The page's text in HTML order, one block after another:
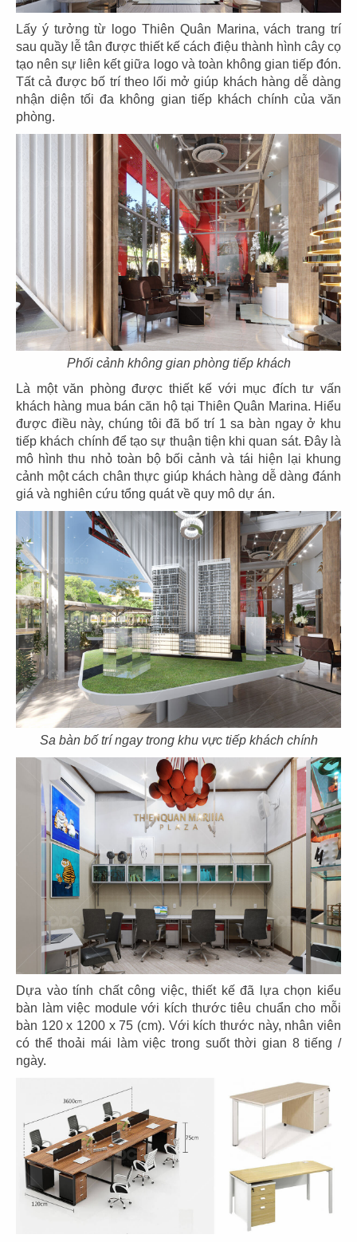
Lấy ý tưởng từ logo Thiên Quân Marina, vách trang trí
sau quầy lễ tân được thiết kế cách điệu thành hình cây cọ
tạo nên sự liên kết giữa logo và toàn không gian tiếp đón.
Tất cả được bố trí theo lối mở giúp khách hàng dễ dàng
nhận diện tối đa không gian tiếp khách chính của văn
phòng.
Phối cảnh không gian phòng tiếp khách
Là một văn phòng được thiết kế với mục đích tư vấn
khách hàng mua bán căn hộ tại Thiên Quân Marina. Hiểu
được điều này, chúng tôi đã bố trí 1 sa bàn ngay ở khu
tiếp khách chính để tạo sự thuận tiện khi quan sát. Đây là
mô hình thu nhỏ toàn bộ bối cảnh và tái hiện lại khung
cảnh một cách chân thực giúp khách hàng dễ dàng đánh
giá và nghiên cứu tổng quát về quy mô dự án.
Sa bàn bố trí ngay trong khu vực tiếp khách chính
Dựa vào tính chất công việc, thiết kế đã lựa chọn kiểu
bàn làm việc module với kích thước tiêu chuẩn cho mỗi
bàn 120 x 1200 x 75 (cm). Với kích thước này, nhân viên
có thể thoải mái làm việc trong suốt thời gian 8 tiếng /
ngày.
71
BẾP TRUNG TÂM
The Street
72
JOLLIBEE
JOLLIBEE
CN Long Khánh
74
JOLLIBEE
CN Vĩnh Long
75
HẢI SẢN HOÀNG GIA
CN Mũi Né
76
HẢI SẢN HOÀNG GIA
CN Lý Tự Trọng
77
HẢI SẢN HOÀNG GIA
CN Ba tháng hai - Q.10
78
HẢI SẢN HOÀNG GIA
CN Nguyễn Văn Linh - Q.7
79
HẢI SẢN HOÀNG GIA
CN Phạm Văn Nghị - Q.7
HẢI SẢN HOÀNG GIA
CN Quốc Hương - Q.2
HẢI SẢN HOÀNG GIA
CN Trần Hưng Đạo - Q.1
82
BARTELS
CN Sonatus Building
83
BARTELS
84
TAO CHA
85
IPPUDO RAMEN JIN DIN ROU
CN Vincom Đồng Khởi - Q.1